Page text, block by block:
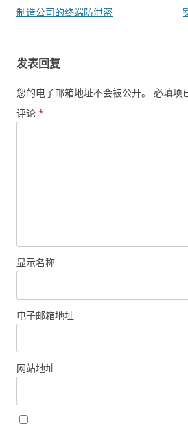
制造公司的终端防泄密
发表回复
您的电子邮箱地址不会被公开。 必填项
评论 *
显示名称
电子邮箱地址
网站地址